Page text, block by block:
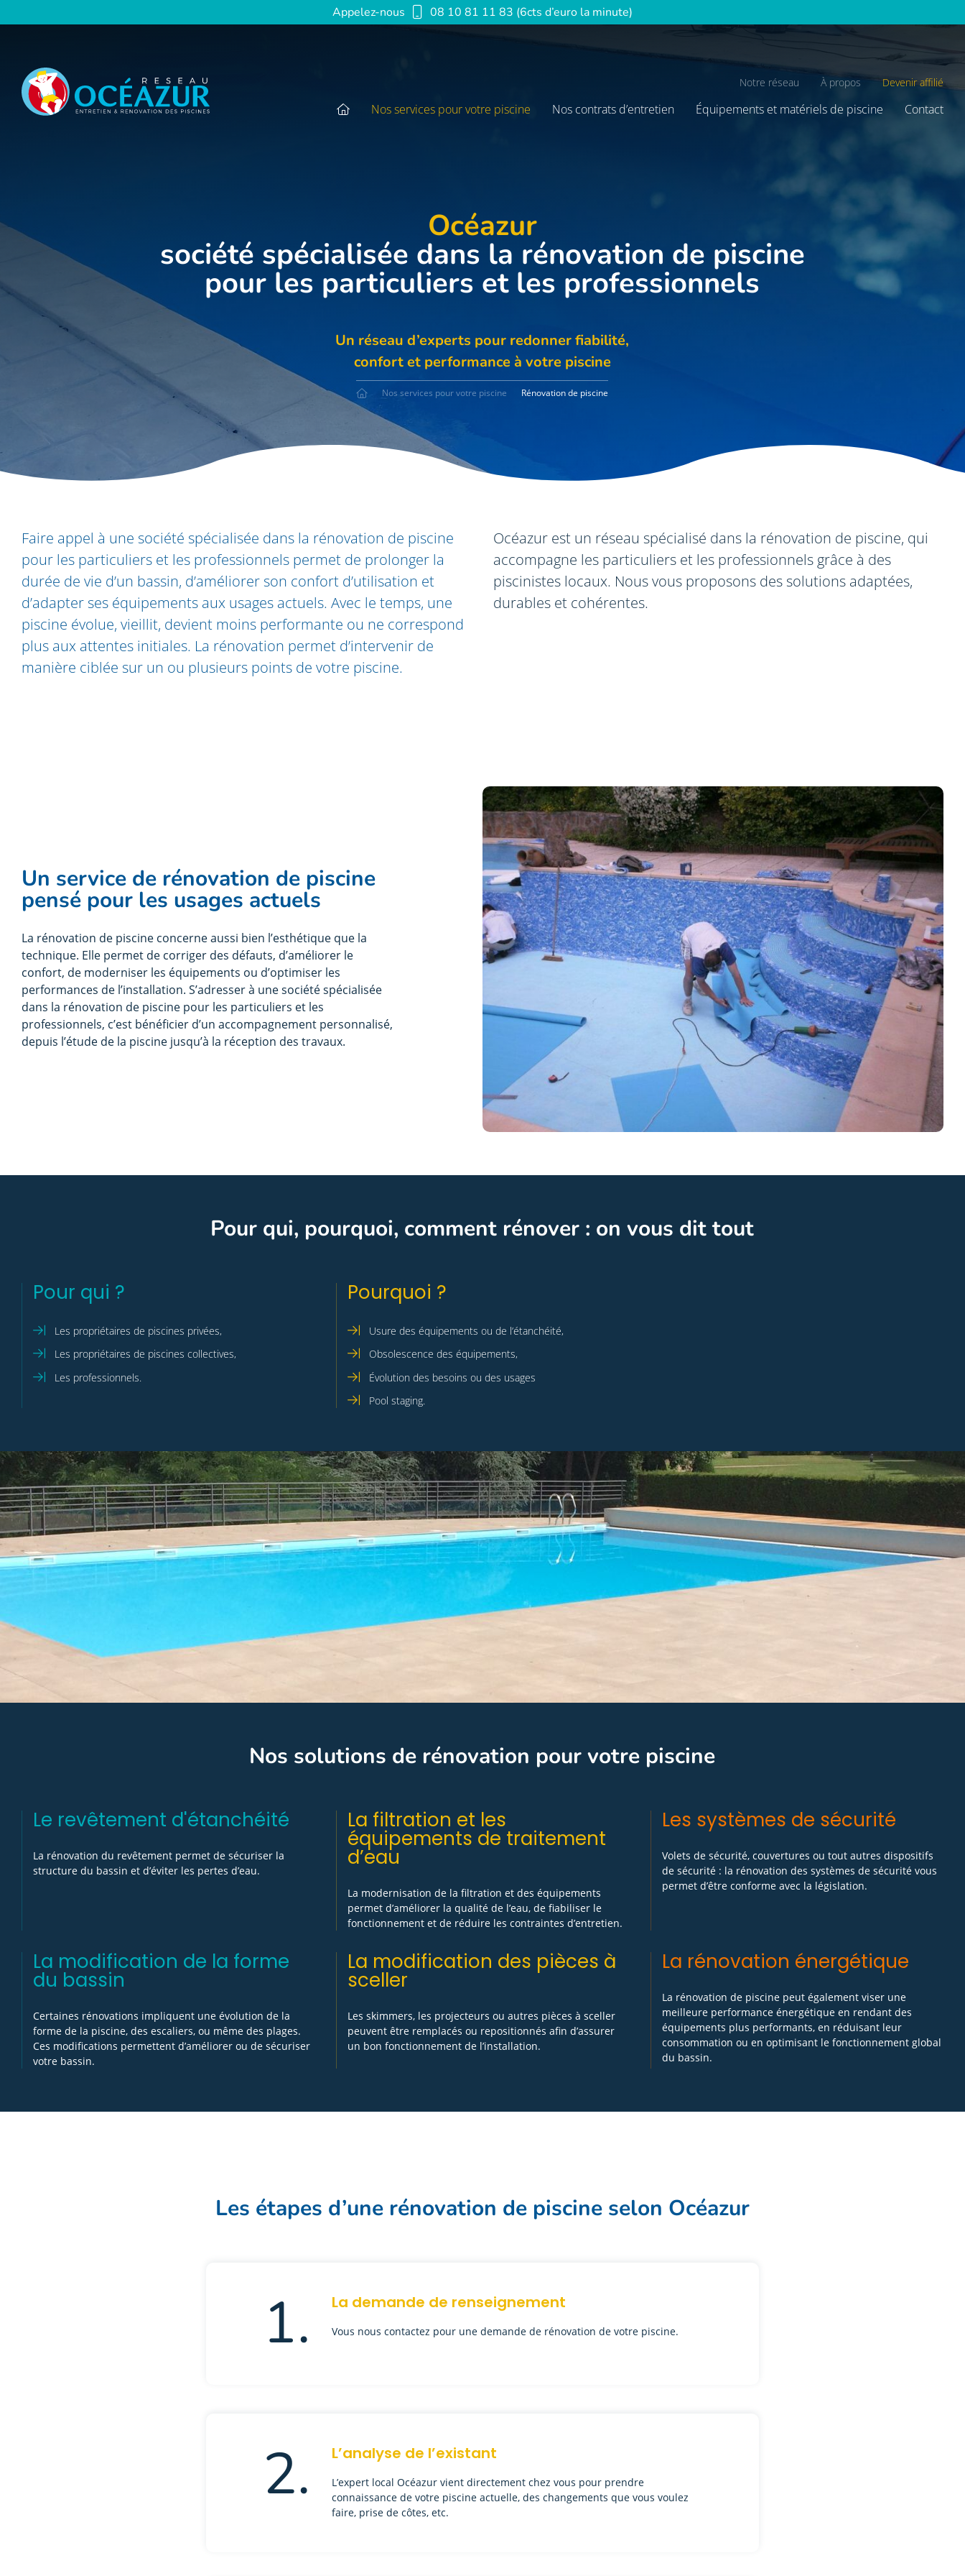
Appelez-nous 08 10 81 11 83 (6cts d’euro la minute)
Notre réseau À propos Devenir affilié
Nos services pour votre piscine Nos contrats d’entretien Équipements et matériels de piscine Contact
Océazur
société spécialisée dans la rénovation de piscine
pour les particuliers et les professionnels
Un réseau d’experts pour redonner fiabilité,
confort et performance à votre piscine
Nos services pour votre piscine Rénovation de piscine
Faire appel à une société spécialisée dans la rénovation de piscine
pour les particuliers et les professionnels permet de prolonger la
durée de vie d’un bassin, d’améliorer son confort d’utilisation et
d’adapter ses équipements aux usages actuels. Avec le temps, une
piscine évolue, vieillit, devient moins performante ou ne correspond
plus aux attentes initiales. La rénovation permet d’intervenir de
manière ciblée sur un ou plusieurs points de votre piscine.
Océazur est un réseau spécialisé dans la rénovation de piscine, qui
accompagne les particuliers et les professionnels grâce à des
piscinistes locaux. Nous vous proposons des solutions adaptées,
durables et cohérentes.
Un service de rénovation de piscine
pensé pour les usages actuels
La rénovation de piscine concerne aussi bien l’esthétique que la
technique. Elle permet de corriger des défauts, d’améliorer le
confort, de moderniser les équipements ou d’optimiser les
performances de l’installation. S’adresser à une société spécialisée
dans la rénovation de piscine pour les particuliers et les
professionnels, c’est bénéficier d’un accompagnement personnalisé,
depuis l’étude de la piscine jusqu’à la réception des travaux.
Pour qui, pourquoi, comment rénover : on vous dit tout
Pour qui ?
Les propriétaires de piscines privées,
Les propriétaires de piscines collectives,
Les professionnels.
Pourquoi ?
Usure des équipements ou de l’étanchéité,
Obsolescence des équipements,
Évolution des besoins ou des usages
Pool staging.
Nos solutions de rénovation pour votre piscine
Le revêtement d'étanchéité
La rénovation du revêtement permet de sécuriser la
structure du bassin et d’éviter les pertes d’eau.
La filtration et les
équipements de traitement
d’eau
La modernisation de la filtration et des équipements
permet d’améliorer la qualité de l’eau, de fiabiliser le
fonctionnement et de réduire les contraintes d’entretien.
Les systèmes de sécurité
Volets de sécurité, couvertures ou tout autres dispositifs
de sécurité : la rénovation des systèmes de sécurité vous
permet d’être conforme avec la législation.
La modification de la forme
du bassin
Certaines rénovations impliquent une évolution de la
forme de la piscine, des escaliers, ou même des plages.
Ces modifications permettent d’améliorer ou de sécuriser
votre bassin.
La modification des pièces à
sceller
Les skimmers, les projecteurs ou autres pièces à sceller
peuvent être remplacés ou repositionnés afin d’assurer
un bon fonctionnement de l’installation.
La rénovation énergétique
La rénovation de piscine peut également viser une
meilleure performance énergétique en rendant des
équipements plus performants, en réduisant leur
consommation ou en optimisant le fonctionnement global
du bassin.
Les étapes d’une rénovation de piscine selon Océazur
1. La demande de renseignement
Vous nous contactez pour une demande de rénovation de votre piscine.
2. L’analyse de l’existant
L’expert local Océazur vient directement chez vous pour prendre
connaissance de votre piscine actuelle, des changements que vous voulez
faire, prise de côtes, etc.